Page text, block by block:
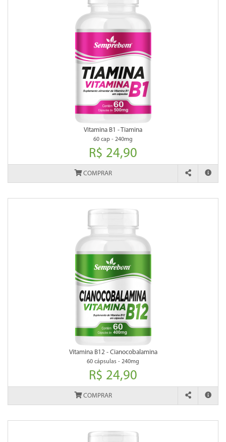
Vitamina B1 - Tiamina
60 cap - 240mg
R$ 24,90
COMPRAR
Vitamina B12 - Cianocobalamina
60 cápsulas - 240mg
R$ 24,90
COMPRAR